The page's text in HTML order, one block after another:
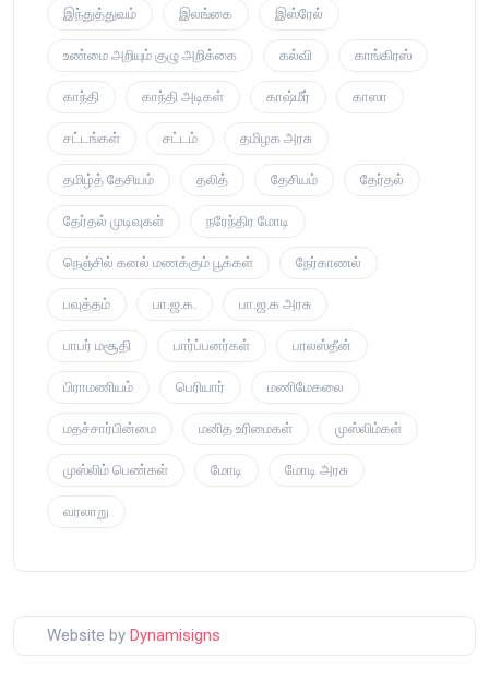
இந்துத்துவம் இலங்கை இஸ்ரேல்
உண்மை அறியும் குழு அறிக்கை கல்வி காங்கிரஸ்
காந்தி காந்தி அடிகள் காஷ்மீர் காஸா
சட்டங்கள் சட்டம் தமிழக அரசு
தமிழ்த் தேசியம் தலித் தேசியம் தேர்தல்
தேர்தல் முடிவுகள் நரேந்திர மோடி
நெஞ்சில் கனல் மணக்கும் பூக்கள் நேர்காணல்
பவுத்தம் பா.ஜ.க. பா.ஜ.க அரசு
பாபர் மசூதி பார்ப்பனர்கள் பாலஸ்தீன்
பிராமணியம் பெரியார் மணிமேகலை
மதச்சார்பின்மை மனித உரிமைகள் முஸ்லிம்கள்
முஸ்லிம் பெண்கள் மோடி மோடி அரசு
வரலாறு
Website by Dynamisigns